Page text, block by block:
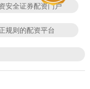
安全证券配资门户
规则的配资平台